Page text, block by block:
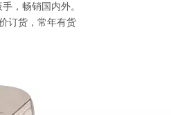
促销礼品小钳子 迷你珠宝工具尖嘴钳双圆
，畅销国内外。
订货，常年有货